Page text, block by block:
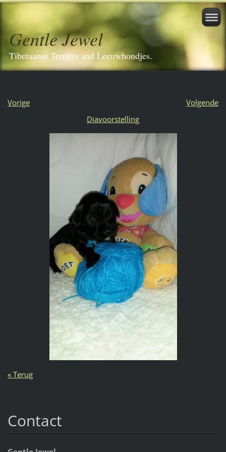
Gentle Jewel
Tibetaanse Terriërs and Leeuwhondjes.
Vorige
Volgende
Diavoorstelling
« Terug
Contact